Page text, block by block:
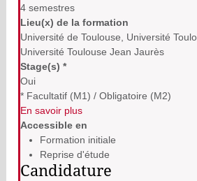
4 semestres
Lieu(x) de la formation
Université de Toulouse, Université
Université Toulouse Jean Jaurès
Stage(s) *
Oui
* Facultatif (M1) / Obligatoire (M2)
En savoir plus
Accessible en
Formation initiale
Reprise d'étude
Candidature